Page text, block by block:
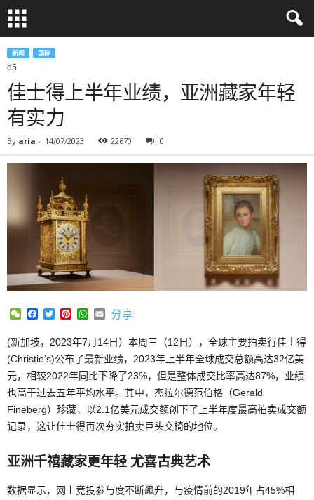
新闻 国际
d5
佳士得上半年业绩，亚洲藏家年轻
有实力
By aria - 14/07/2023 22670 0
WeChatFacebook
TwitterPinterest
WhatsApp
Email
分享
(新加坡，2023年7月14日）本周三（12日），全球主要拍卖行佳士得
(Christie’s)公布了最新业绩，2023年上半年全球成交总额高达32亿美
元，相较2022年同比下降了23%，但是整体成交比率高达87%，业绩
也高于过去五年平均水平。其中，杰拉尔德范伯格（Gerald
Fineberg）珍藏，以2.1亿美元成交额创下了上半年度最高拍卖成交额
记录，这让佳士得再次夯实拍卖巨头交椅的地位。
亚洲千禧藏家更年轻 尤喜古典艺术
数据显示，网上竞投参与度不断飙升，与疫情前的2019年占45%相